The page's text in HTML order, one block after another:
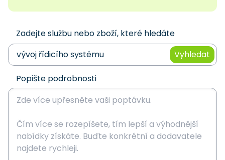
Zadejte službu nebo zboží, které hledáte
Vyhledat
Popište podrobnosti